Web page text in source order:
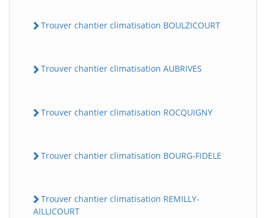
Trouver chantier climatisation BOULZICOURT
Trouver chantier climatisation AUBRIVES
Trouver chantier climatisation ROCQUIGNY
Trouver chantier climatisation BOURG-FIDELE
Trouver chantier climatisation REMILLY-
AILLICOURT